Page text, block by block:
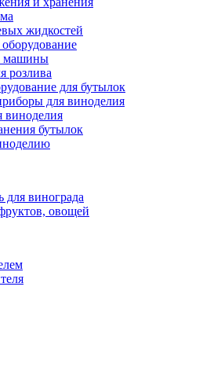
жидкостей
машины
розлива
для бутылок
для виноделия
виноделия
бутылок
для винограда
овощей